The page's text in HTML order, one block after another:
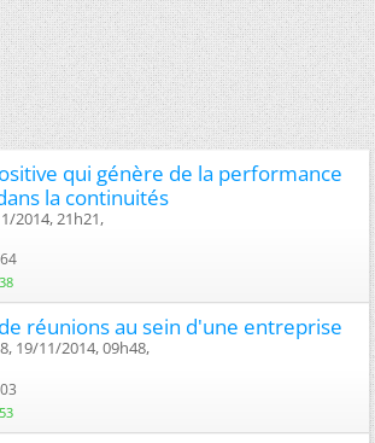
qui génère de la performance
la continuités
2014, 21h21,
réunions au sein d'une entreprise
19/11/2014, 09h48,